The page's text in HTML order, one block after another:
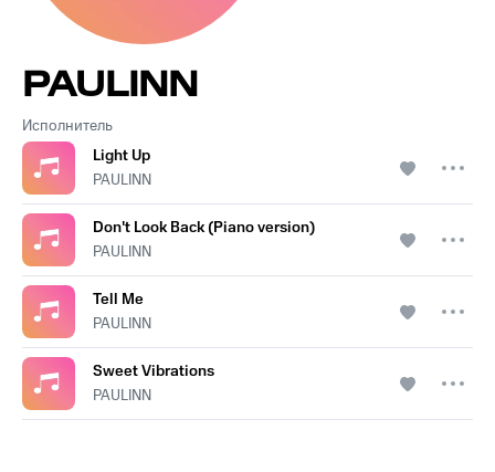
Исполнитель
PAULINN
Light Up
PAULINN
Don't Look Back (Piano version)
PAULINN
Tell Me
PAULINN
Sweet Vibrations
PAULINN